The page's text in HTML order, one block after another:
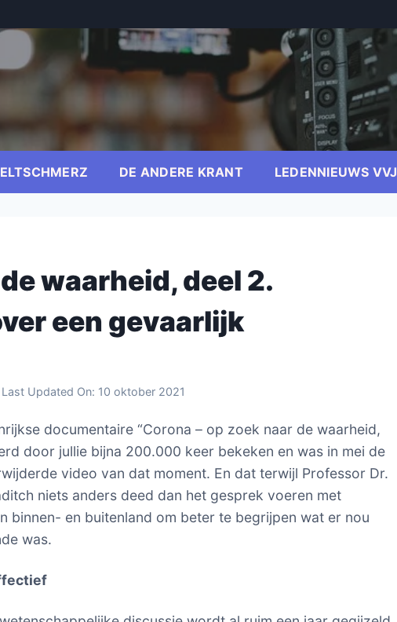
DE ANDERE KRANT LEDENNIEUWS VVJ
waarheid, deel 2.
een gevaarlijk
Last Updated On: 10 oktober 2021
documentaire “Corona – op zoek naar de waarheid,
door jullie bijna 200.000 keer bekeken en was in mei de
video van dat moment. En dat terwijl Professor Dr.
niets anders deed dan het gesprek voeren met
binnen- en buitenland om beter te begrijpen wat er nou
was.